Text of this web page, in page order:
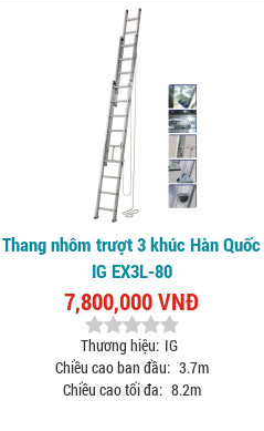
Thang nhôm trượt 3 khúc Hàn Quốc
IG EX3L-80
7,800,000 VNĐ
Thương hiệu: IG
Chiều cao ban đầu: 3.7m
Chiều cao tối đa: 8.2m